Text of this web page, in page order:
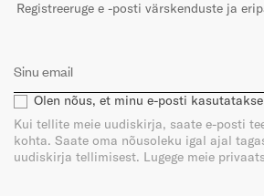
Registreeruge e -posti värskenduste ja
Olen nõus, et minu e-posti
Kui tellite meie uudiskirja, saate e-posti
kohta. Saate oma nõusoleku igal ajal
uudiskirja tellimisest. Lugege meie